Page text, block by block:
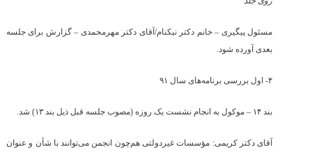
مسئول پیگیری – خانم دکتر نیکنام/آقای دکتر مهرمحمدی – گزارش برای جلسه
بعدی آورده شود.
۴- اول بررسی برنامه‌های سال ۹۱
بند ۱۴ – موکول به انجام نشست یک روزه (مصوب جلسه قبل ذیل بند ۱۳) شد.
آقای دکتر کریمی: مؤسسات غیردولتی هم‌چون انجمن می‌توانند با شأن و عنوان